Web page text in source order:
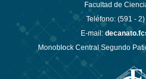
Facultad de
Teléfono: (591 - 2)
E-mail:
Monoblock Central Segundo